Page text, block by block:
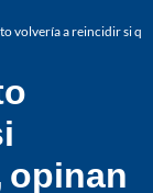
volvería a reincidir si
opinan